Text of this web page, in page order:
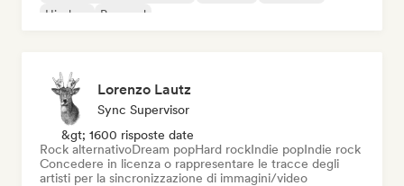
Hip-hop
Pop soul
Lorenzo Lautz
Sync Supervisor
&gt; 1600 risposte date
Rock alternativoDream popHard rockIndie popIndie rock
Concedere in licenza o rappresentare le tracce degli
artisti per la sincronizzazione di immagini/video